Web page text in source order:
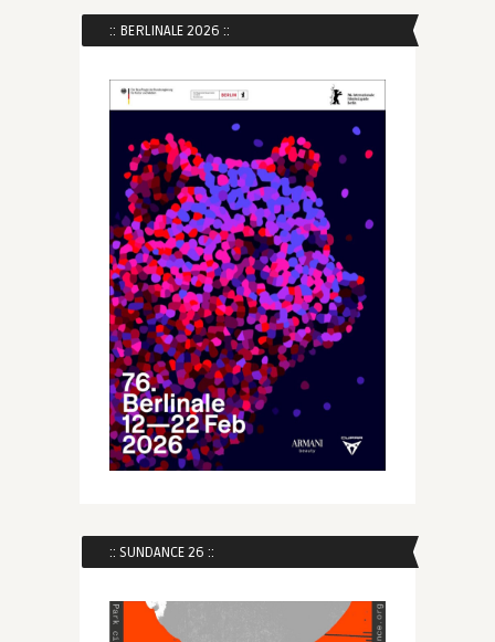
:: BERLINALE 2026 ::
:: SUNDANCE 26 ::